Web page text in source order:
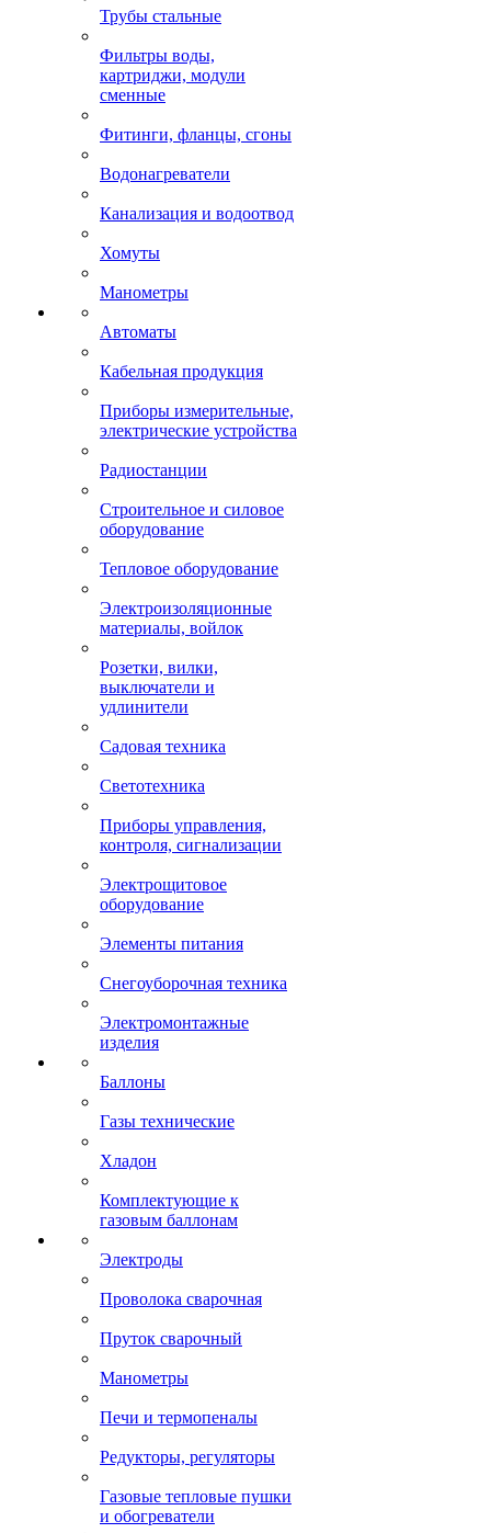
Трубы стальные
Фильтры воды,
картриджи, модули
сменные
Фитинги, фланцы, сгоны
Водонагреватели
Канализация и водоотвод
Хомуты
Манометры
Автоматы
Кабельная продукция
Приборы измерительные,
электрические устройства
Радиостанции
Строительное и силовое
оборудование
Тепловое оборудование
Электроизоляционные
материалы, войлок
Розетки, вилки,
выключатели и
удлинители
Садовая техника
Светотехника
Приборы управления,
контроля, сигнализации
Электрощитовое
оборудование
Элементы питания
Снегоуборочная техника
Электромонтажные
изделия
Баллоны
Газы технические
Хладон
Комплектующие к
газовым баллонам
Электроды
Проволока сварочная
Пруток сварочный
Манометры
Печи и термопеналы
Редукторы, регуляторы
Газовые тепловые пушки
и обогреватели